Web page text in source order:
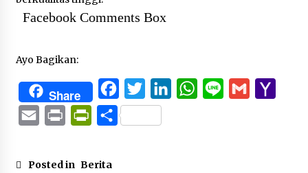
Facebook Comments Box
Ayo Bagikan:
Share FacebookTwitterLinkedInWhatsApp
Line Gmail
Email Print PrintFriendly
Share
Posted in Berita